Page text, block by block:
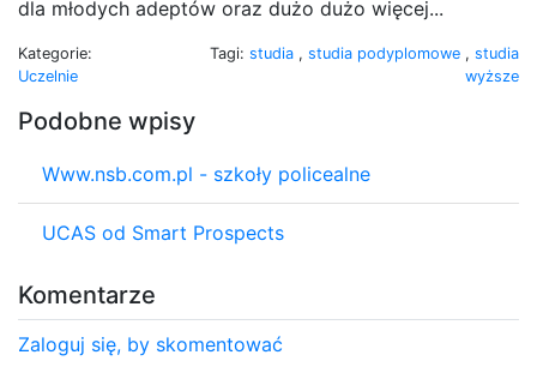
dla młodych adeptów oraz dużo dużo więcej...
Kategorie:
Uczelnie
Tagi: studia , studia podyplomowe , studia
wyższe
Podobne wpisy
Www.nsb.com.pl - szkoły policealne
UCAS od Smart Prospects
Komentarze
Zaloguj się, by skomentować